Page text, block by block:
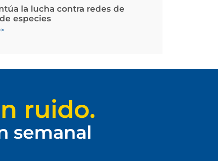
la lucha contra redes de
especies
ruido.
semanal